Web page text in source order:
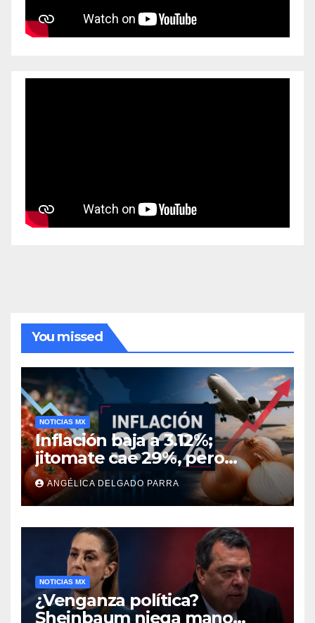
You missed
NOTICIAS MX
Inflación baja a 3.12%;
jitomate cae 29%, pero
cebolla y vuelos se
encarecen
ANGÉLICA DELGADO PARRA
NOTICIAS MX
¿Venganza política?
Sheinbaum niega mano